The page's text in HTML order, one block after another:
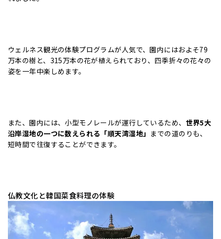
ウェルネス観光の体験プログラムが人気で、園内にはおよそ79
万本の樹と、315万本の花が植えられており、四季折々の花々の
姿を一年中楽しめます。
また、園内には、小型モノレールが運行しているため、 世界5大
沿岸湿地の一つに数えられる 「順天湾湿地」 までの道のりも、
短時間で往復することができます。
仏教文化と韓国菜食料理の体験